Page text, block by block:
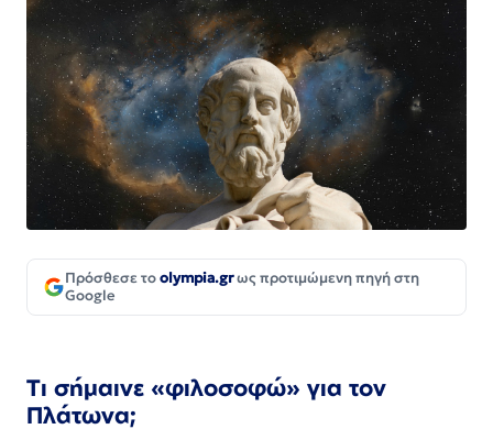
Πρόσθεσε τοolympia.grως προτιμώμενη πηγή στη
Google
Τι σήμαινε «φιλοσοφώ» για τον
Πλάτωνα;